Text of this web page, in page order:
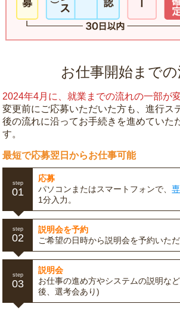
お仕事開始まで
2024年4月に、就業までの流れの一部が
変更前にご応募いただいた方も、進行ス
後の流れに沿ってお手続きを進めていた
す。
最短で応募翌日からお仕事可能
step
01
応募
パソコンまたはスマートフォンで、
1分入力。
step
02
説明会を予約
ご希望の日時から説明会を予約いただ
step
03
説明会
お仕事の進め方やシステムの説明な
後、選考会あり)